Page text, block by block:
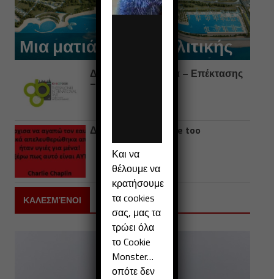
Μια ματιά ορθής πολιτικής
Δ.Ε.Θ. (Δυνατότητα – Επέκτασης
– Θητείας)
Δεν είσαι μόνη… me too
ΚΑΛΕΣΜΈΝΟΙ
Και να
θέλουμε να
κρατήσουμε
τα cookies
σας, μας τα
τρώει όλα
το Cookie
Monster…
οπότε δεν